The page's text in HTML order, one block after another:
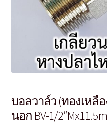
บอลวาล์ว (ทองเหลื
นอก BV-1/